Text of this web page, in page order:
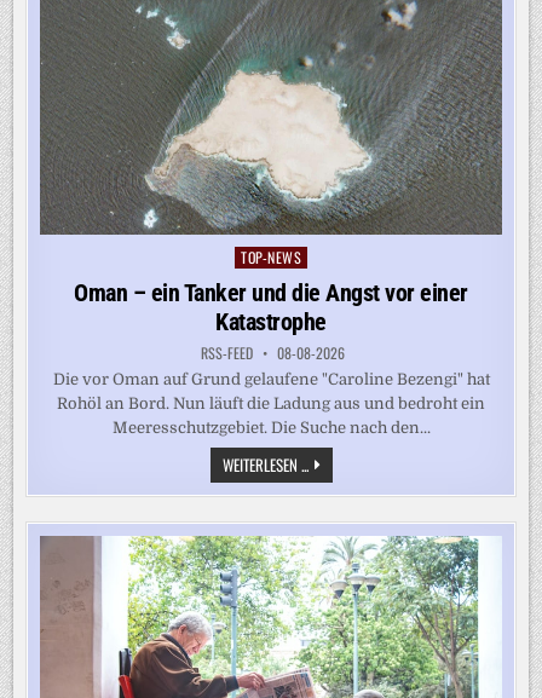
Posted
TOP-NEWS
Oman – ein Tanker und die Angst vor einer
Katastrophe
RSS-FEED 08-08-2026
Die vor Oman auf Grund gelaufene "Caroline Bezengi" hat
Rohöl an Bord. Nun läuft die Ladung aus und bedroht ein
Meeresschutzgebiet. Die Suche nach den...
WEITERLESEN ... OMAN
–
EIN
UND
DIE
ANGST
VOR
EINER
KATASTROPHE